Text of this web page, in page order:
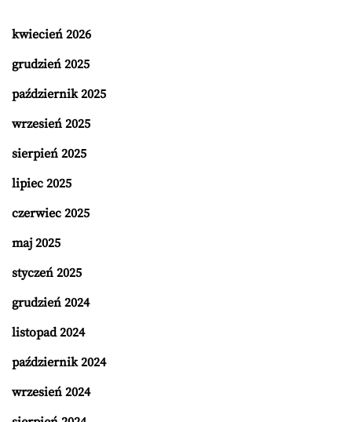
kwiecień 2026
grudzień 2025
październik 2025
wrzesień 2025
sierpień 2025
lipiec 2025
czerwiec 2025
maj 2025
styczeń 2025
grudzień 2024
listopad 2024
październik 2024
wrzesień 2024